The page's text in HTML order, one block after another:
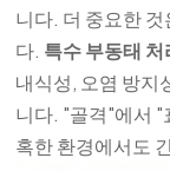
니다. 더 중요한
다. 특수 부동태
내식성, 오염 방지
니다. "골격"에서 "
혹한 환경에서도